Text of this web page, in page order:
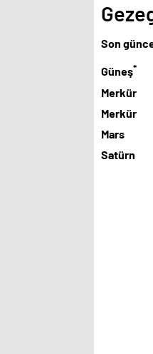
Son
Güneş*
Merkür
Merkür
Mars
Satürn